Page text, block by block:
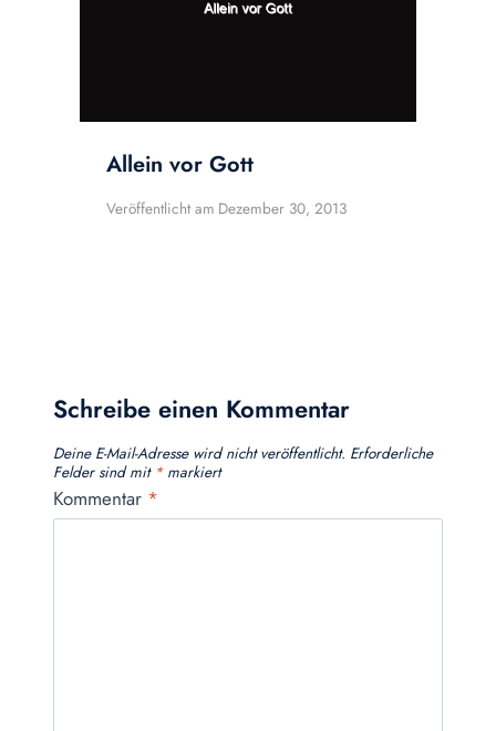
Allein vor Gott
Veröffentlicht am Dezember 30, 2013
Schreibe einen Kommentar
Deine E-Mail-Adresse wird nicht veröffentlicht. Erforderliche
Felder sind mit *markiert
Kommentar *